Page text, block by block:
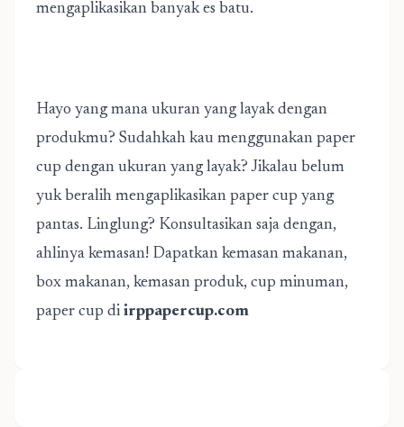
mengaplikasikan banyak es batu.
Hayo yang mana ukuran yang layak dengan
produkmu? Sudahkah kau menggunakan paper
cup dengan ukuran yang layak? Jikalau belum
yuk beralih mengaplikasikan paper cup yang
pantas. Linglung? Konsultasikan saja dengan,
ahlinya kemasan! Dapatkan kemasan makanan,
box makanan, kemasan produk, cup minuman,
paper cup di irppapercup.com